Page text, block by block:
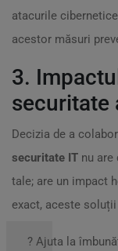
atacurile
acestor măsuri
3.
securitate
Decizia de a
securitate IT nu
tale; are un impact
exact, aceste
? Ajuta la